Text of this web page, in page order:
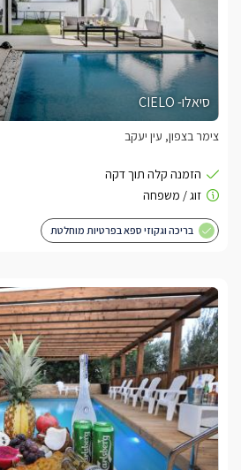
סיאלו- CIELO
צימר בצפון, עין יעקב
בריכה וגקוזי ספא בפרטיות מוחלטת